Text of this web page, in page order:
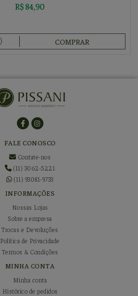
R$ 84,90
COMPRAR
FALE CONOSCO
Contate-nos
(11) 3062-5221
(11) 93081-9733
INFORMAÇÕES
Nossas Lojas
Sobre a empresa
Trocas e Devoluções
Política de Privacidade
Termos & Condições
MINHA CONTA
Minha conta
Histórico de pedidos